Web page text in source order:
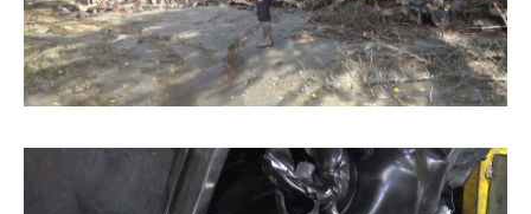
お問合せ
English